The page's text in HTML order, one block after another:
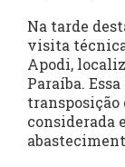
Na tarde
visita
Apodi,
Paraíba.
transposição
considerada